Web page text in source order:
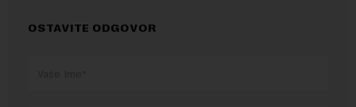
OSTAVITE ODGOVOR